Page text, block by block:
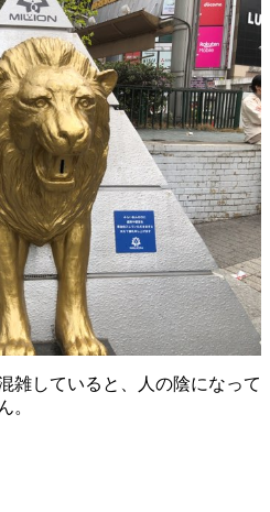
雑していると、人の陰になって
。